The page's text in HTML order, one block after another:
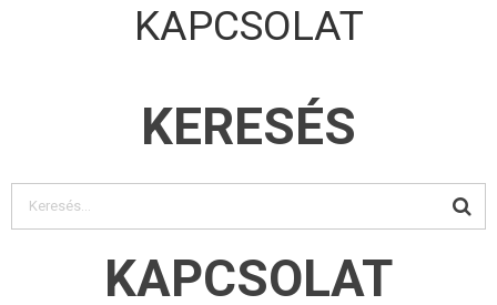
KAPCSOLAT
KERESÉS
KAPCSOLAT